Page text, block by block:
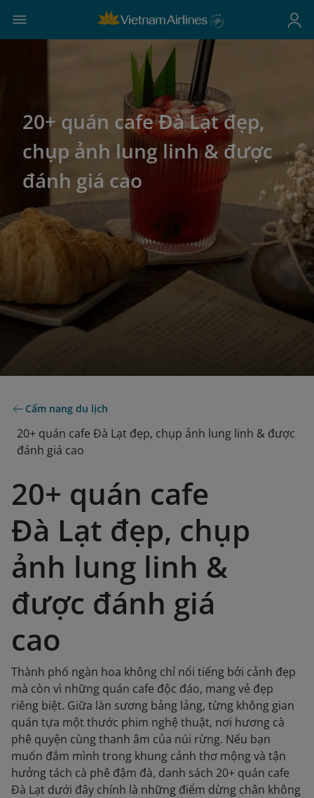
20+ quán cafe Đà Lạt đẹp,
chụp ảnh lung linh & được
đánh giá cao
Cẩm nang du lịch
20+ quán cafe Đà Lạt đẹp, chụp ảnh lung linh & được
đánh giá cao
20+ quán cafe
Đà Lạt đẹp, chụp
ảnh lung linh &
được đánh giá
cao
Thành phố ngàn hoa không chỉ nổi tiếng bởi cảnh đẹp
mà còn vì những quán cafe độc đáo, mang vẻ đẹp
riêng biệt. Giữa làn sương bảng lảng, từng không gian
quán tựa một thước phim nghệ thuật, nơi hương cà
phê quyện cùng thanh âm của núi rừng. Nếu bạn
muốn đắm mình trong khung cảnh thơ mộng và tận
hưởng tách cà phê đậm đà, danh sách 20+ quán cafe
Đà Lạt dưới đây chính là những điểm dừng chân không